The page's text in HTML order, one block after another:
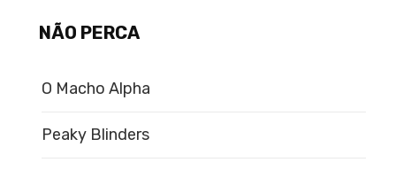
NÃO PERCA
O Macho Alpha
Peaky Blinders